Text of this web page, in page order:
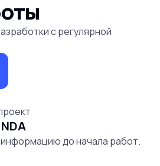
с регулярной
до начала работ.